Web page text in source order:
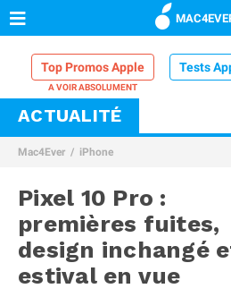
Top Promos Apple Tests
VPN Mac
Comparatif iPhone
ACTUALITÉ
Mac4Ever iPhone
Pixel 10 Pro :
premières fuites,
design inchangé
estival en vue